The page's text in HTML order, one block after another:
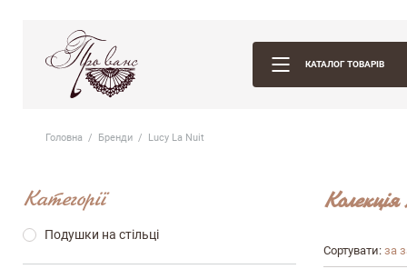
КАТАЛОГ ТОВАРІВ
Головна Бренди Lucy La Nuit
Категорії
Подушки на стільці
Сортувати: за